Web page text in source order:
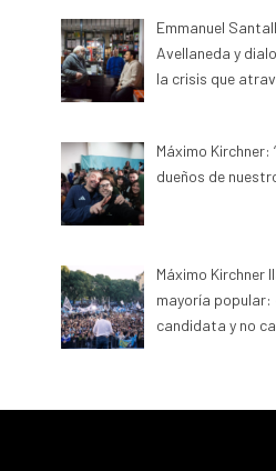
Emmanuel
Avellaneda y
la crisis que
Máximo Kirchner:
dueños de
Máximo Kirchner
mayoría popular:
candidata y no